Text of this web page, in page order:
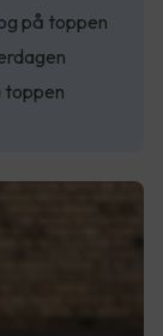
på toppen
toppen